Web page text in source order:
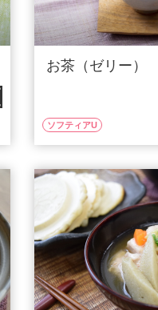
お茶（ゼリー）
ソフティアU